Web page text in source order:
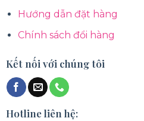
Hướng dẫn đặt hàng
Chính sách đổi hàng
Kết nối với chúng tôi
Hotline liên hệ: